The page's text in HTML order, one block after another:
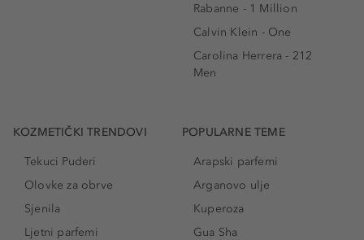
Rabanne - 1 Million
Calvin Klein - One
Carolina Herrera - 212
Men
KOZMETIČKI TRENDOVI
Tekuci Puderi
Olovke za obrve
Sjenila
Ljetni parfemi
POPULARNE TEME
Arapski parfemi
Arganovo ulje
Kuperoza
Gua Sha